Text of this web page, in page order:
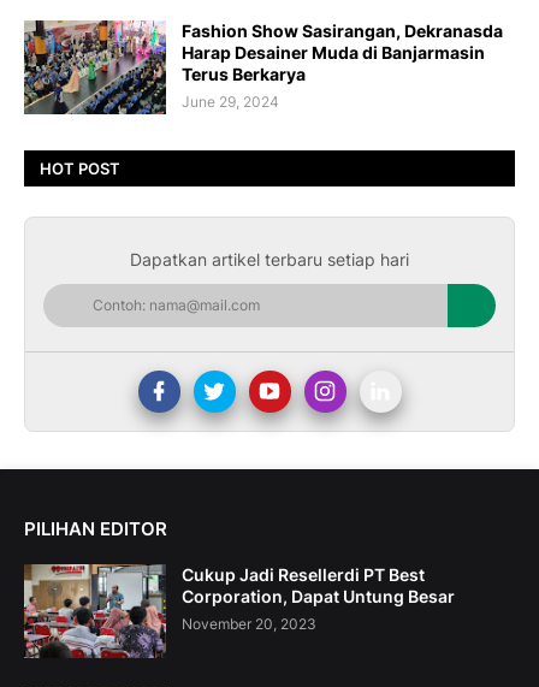
Fashion Show Sasirangan, Dekranasda
Harap Desainer Muda di Banjarmasin
Terus Berkarya
June 29, 2024
HOT POST
Dapatkan artikel terbaru setiap hari
PILIHAN EDITOR
Cukup Jadi Resellerdi PT Best
Corporation, Dapat Untung Besar
November 20, 2023